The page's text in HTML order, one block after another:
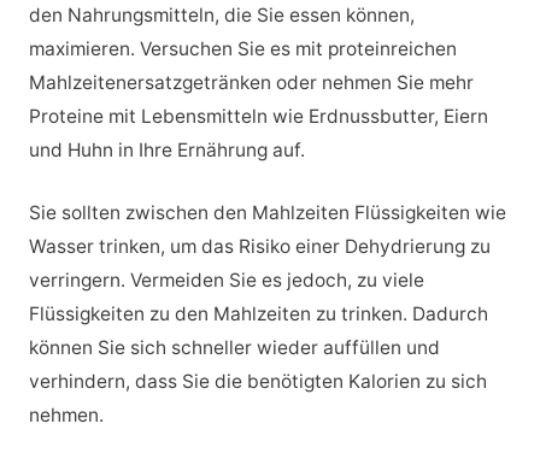
den Nahrungsmitteln, die Sie essen können,
maximieren. Versuchen Sie es mit proteinreichen
Mahlzeitenersatzgetränken oder nehmen Sie mehr
Proteine mit Lebensmitteln wie Erdnussbutter, Eiern
und Huhn in Ihre Ernährung auf.
Sie sollten zwischen den Mahlzeiten Flüssigkeiten wie
Wasser trinken, um das Risiko einer Dehydrierung zu
verringern. Vermeiden Sie es jedoch, zu viele
Flüssigkeiten zu den Mahlzeiten zu trinken. Dadurch
können Sie sich schneller wieder auffüllen und
verhindern, dass Sie die benötigten Kalorien zu sich
nehmen.